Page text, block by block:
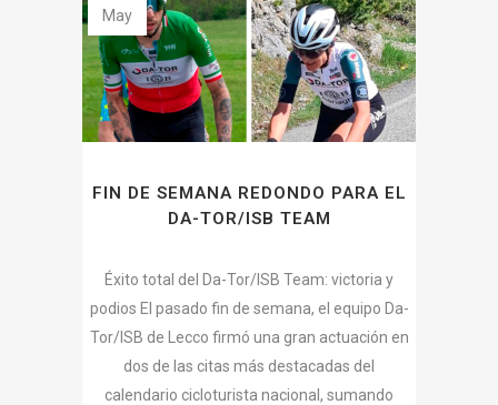
May
FIN DE SEMANA REDONDO PARA EL
DA-TOR/ISB TEAM
Éxito total del Da-Tor/ISB Team: victoria y
podios El pasado fin de semana, el equipo Da-
Tor/ISB de Lecco firmó una gran actuación en
dos de las citas más destacadas del
calendario cicloturista nacional, sumando